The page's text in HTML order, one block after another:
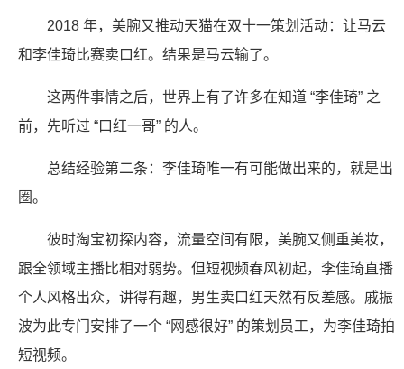
2018 年，美腕又推动天猫在双十一策划活动：让马云
和李佳琦比赛卖口红。结果是马云输了。
这两件事情之后，世界上有了许多在知道 “李佳琦” 之
前，先听过 “口红一哥” 的人。
总结经验第二条：李佳琦唯一有可能做出来的，就是出
圈。
彼时淘宝初探内容，流量空间有限，美腕又侧重美妆，
跟全领域主播比相对弱势。但短视频春风初起，李佳琦直播
个人风格出众，讲得有趣，男生卖口红天然有反差感。戚振
波为此专门安排了一个 “网感很好” 的策划员工，为李佳琦拍
短视频。